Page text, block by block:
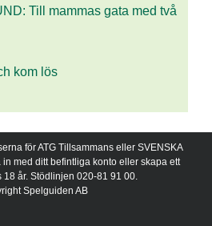
Till mammas gata med två
kom lös
för ATG Tillsammans eller SVENSKA
med ditt befintliga konto eller skapa ett
18 år. Stödlinjen 020-81 91 00.
Spelguiden AB